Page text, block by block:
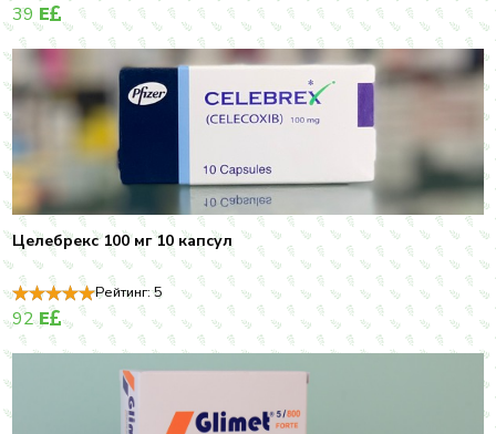
39 E
Целебрекс 100 мг 10 капсул
Рейтинг:5
92E